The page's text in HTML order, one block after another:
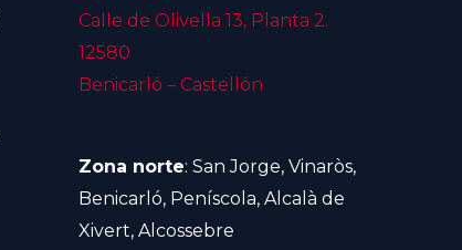
Calle de Olivella 13, Planta 2.
12580
Benicarló – Castellón
Zona norte: San Jorge, Vinaròs,
Benicarló, Peníscola, Alcalà de
Xivert, Alcossebre